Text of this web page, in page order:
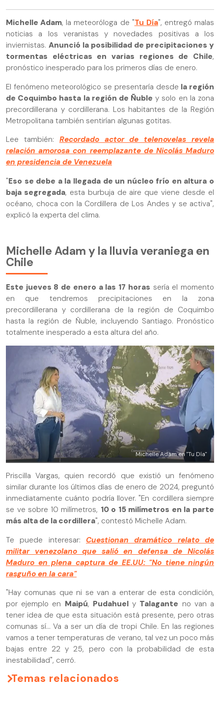
Michelle Adam, la meteoróloga de "Tu Día", entregó malas
noticias a los veranistas y novedades positivas a los
inviernistas. Anunció la posibilidad de precipitaciones y
tormentas eléctricas en varias regiones de Chile,
pronóstico inesperado para los primeros días de enero.
El fenómeno meteorológico se presentaría desde la región
de Coquimbo hasta la región de Ñuble y solo en la zona
precordillerana y cordillerana. Los habitantes de la Región
Metropolitana también sentirían algunas gotitas.
Lee también: Recordado actor de telenovelas revela
relación amorosa con reemplazante de Nicolás Maduro
en presidencia de Venezuela
"Eso se debe a la llegada de un núcleo frío en altura o
baja segregada, esta burbuja de aire que viene desde el
océano, choca con la Cordillera de Los Andes y se activa",
explicó la experta del clima.
Michelle Adam y la lluvia veraniega en
Chile
Este jueves 8 de enero a las 17 horas sería el momento
en que tendremos precipitaciones en la zona
precordillerana y cordillerana de la región de Coquimbo
hasta la región de Ñuble, incluyendo Santiago. Pronóstico
totalmente inesperado a esta altura del año.
Michelle Adam en "Tu Día"
Priscilla Vargas, quien recordó que existió un fenómeno
similar durante los últimos días de enero de 2024, preguntó
inmediatamente cuánto podría llover. "En cordillera siempre
se ve sobre 10 milímetros, 10 o 15 milímetros en la parte
más alta de la cordillera", contestó Michelle Adam.
Te puede interesar: Cuestionan dramático relato de
militar venezolano que salió en defensa de Nicolás
Maduro en plena captura de EE.UU: "No tiene ningún
rasguño en la cara"
"Hay comunas que ni se van a enterar de esta condición,
por ejemplo en Maipú, Pudahuely Talagante no van a
tener idea de que esta situación está presente, pero otras
comunas sí... Va a ser un día de tropi Chile. En las regiones
vamos a tener temperaturas de verano, tal vez un poco más
bajas entre 22 y 25, pero con la probabilidad de esta
inestabilidad", cerró.
Temas relacionados